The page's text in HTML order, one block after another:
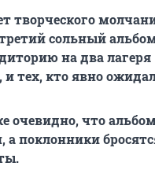
творческого
сольный
на два
и тех, кто явно
очевидно, что
поклонники